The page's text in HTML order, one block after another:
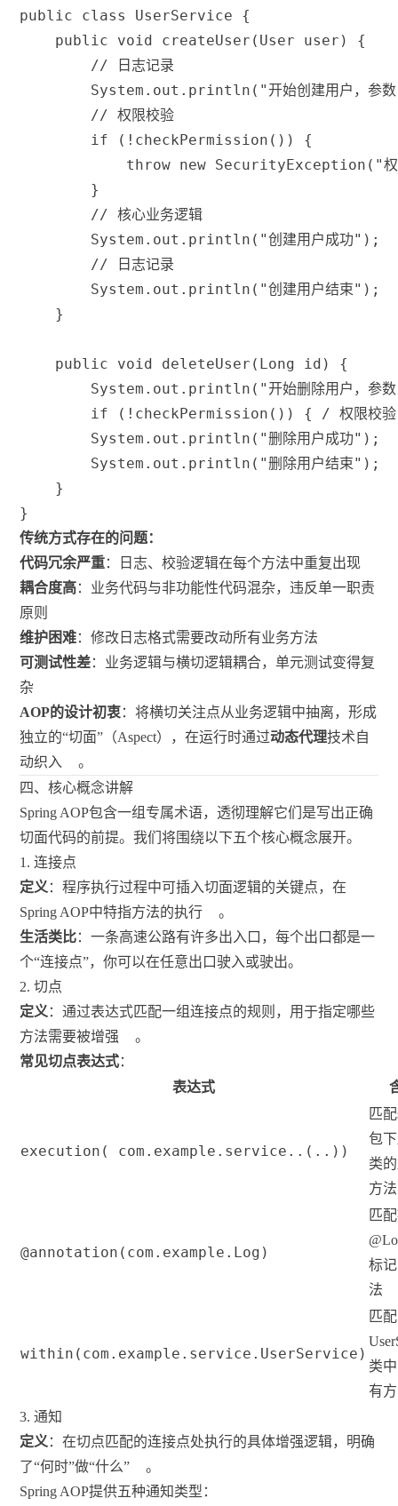
public
class UserService
{
public
void createUser ( User user )
{
// 日志记录
System . out . println ( "开始创建用户，参
// 权限校验
if
( ! checkPermission ( ) )
{
throw new SecurityException ( "
}
// 核心业务逻辑
System . out . println ( "创建用户成功" ) ;
// 日志记录
System . out . println ( "创建用户结束" ) ;
}
public void deleteUser ( Long id )
{
System . out . println ( "开始删除用户，参
if
( ! checkPermission ( ) ) {
/ 权限校
System . out . println ( "删除用户成功" ) ;
System . out . println ( "删除用户结束" ) ;
}
}
传统方式存在的问题：
代码冗余严重：日志、校验逻辑在每个方法中重复出现
耦合度高：业务代码与非功能性代码混杂，违反单一职责
原则
维护困难：修改日志格式需要改动所有业务方法
可测试性差：业务逻辑与横切逻辑耦合，单元测试变得复
杂
AOP的设计初衷：将横切关注点从业务逻辑中抽离，形成
独立的“切面”（Aspect），在运行时通过动态代理技术自
动织入
。
四、核心概念讲解
Spring AOP包含一组专属术语，透彻理解它们是写出正确
切面代码的前提。我们将围绕以下五个核心概念展开。
1. 连接点
定义 ：程序执行过程中可插入切面逻辑的关键点，在
Spring AOP中特指方法的执行
。
生活类比：一条高速公路有许多出入口，每个出口都是一
个“连接点”，你可以在任意出口驶入或驶出。
2. 切点
定义 ：通过表达式匹配一组连接点的规则，用于指定哪些
方法需要被增强
。
常见切点表达式：
表达式
execution( com.example.service..(..))
匹
包
类
方法
@annotation(com.example.Log)
匹
标
法
within(com.example.service.UserService)
匹配
类
有
3. 通知
定义 ：在切点匹配的连接点处执行的具体增强逻辑，明确
了“何时”做“什么”
。
Spring AOP提供五种通知类型：